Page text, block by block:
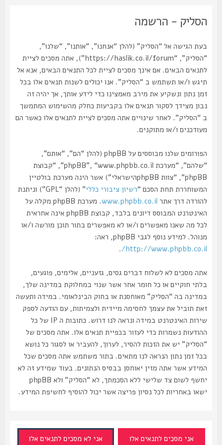
הסליק - הרשמה
בעת הגישה אל “הסליק” (להלן “אנחנו”, “אותנו”, “שלנו”,
“הסליק”, “https://haslik.co.il/forum”), אתה מסכים לציית
לתנאים הבאים. אם אינך מסכים לציית לכל התנאים הבאים, אנא אל
תיגש ו/או תשתמש ב “הסליק”. אנו יכולים לשנות תנאים אלו בכל
זמן נתון ונשקיע את מירב מאמצינו כדי לידע אותך, אך יהיה זה
נבון מצידך לסקור תנאים אלו בקביעות כחלק מהשימוש המתמשך
ב “הסליק”. לאחר שינויים אתה מסכים לציית לתנאים אלו כאשר הם
מעודכנים ו/או מתוקנים.
הפורומים שלנו מבוססים על phpBB (להלן “הם”, “אותם”,
“שלהם”, “מערכת phpBB”, “www.phpbb.co.il”, “קבוצת
phpBB”, “צוות phpBBהישראלי”) אשר הינה מערכת בולטיין
המשוחררת תחת הסכם “רשיון ציבורי כללי
” (להלן “GPL”) וניתנת
להורדה דרך אתר www.phpbb.co.il
. מערכת phpBB מקלה על
האינטרנט המבוסס דיונים בלבד, קבוצת phpBB אינה אחראית
לכל מה שאנו מאפשרים ו/או לא מאפשרים בתור תוכן מורשה ו/או
מנוהל. למידע נוסף לגבי phpBB, ראה:
http://www.phpbb.co.il/
.
אתה מסכים לא לשלוח דברים גסים, גזעניים, אלימים, פוגעים,
בלתי חוקיים או כל חומר אחר אשר שנוי במחלוקת במדינה שלך,
במדינה בה “הסליק” מאוחסנת או בחוק הבינלאומי. במידה ותעשה
זאת תוביל את עצמך לחסימה מיידית ולצמיתות, עם הודעה לספק
שירות האינטרנט במידה ונראה לנו דרוש. כתובות ה IP של כל
ההודעות נשמרות כדי לעזור בכפיית תנאים אלו. אתה מסכים של
“הסליק” יש את הזכות להסיר, לערוך, להעביר או לסגור כל נושא
בכל זמן נתון הנראה לנו מתאים. בתור משתמש אתה מסכים שכל
המידע אשר אתה מזין יאוחסן בבסיס הנתונים. בעוד שמידע זה לא
יחשף לשום צד שלישי ללא הסכמתך, לא “הסליק” ולא phpBB
ישאו באחריות לכל נסיון פריצה אשר יכול להוסיף לחשיפת המידע.